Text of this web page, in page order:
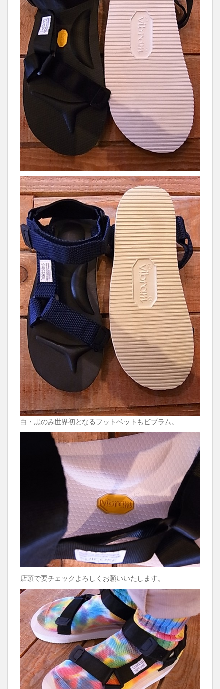
白・黒のみ世界初となるフットベットもビブラム。
店頭で要チェックよろしくお願いいたします。